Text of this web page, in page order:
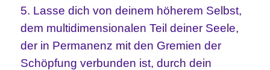
5. Lasse dich von deinem höherem Selbst,
dem multidimensionalen Teil deiner Seele,
der in Permanenz mit den Gremien der
Schöpfung verbunden ist, durch dein